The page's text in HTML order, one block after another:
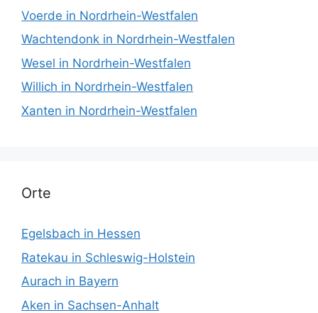
Voerde in Nordrhein-Westfalen
Wachtendonk in Nordrhein-Westfalen
Wesel in Nordrhein-Westfalen
Willich in Nordrhein-Westfalen
Xanten in Nordrhein-Westfalen
Orte
Egelsbach in Hessen
Ratekau in Schleswig-Holstein
Aurach in Bayern
Aken in Sachsen-Anhalt